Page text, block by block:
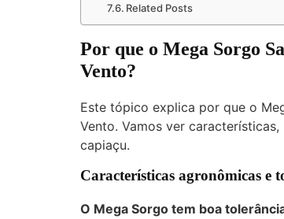
Related Posts
Por que o Mega Sorgo
Vento?
Este tópico explica por que o
Vento. Vamos ver
capiaçu.
Características agronômicas e
O Mega Sorgo tem boa